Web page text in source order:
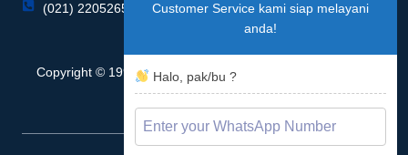
(021) 22052655 / 22052657
Copyright © 1996 - 2026 KSP Setia Multi Sarana, All rights
reserved.